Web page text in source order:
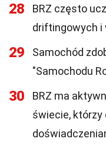
28
BRZ często
driftingowych i
29
Samochód
"Samochodu
30
BRZ ma
świecie, którzy